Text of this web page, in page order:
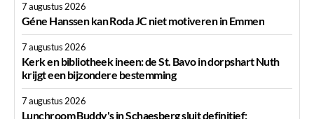
7 augustus 2026
Géne Hanssen kan Roda JC niet motiveren in Emmen
7 augustus 2026
Kerk en bibliotheek ineen: de St. Bavo in dorpshart Nuth
krijgt een bijzondere bestemming
7 augustus 2026
Lunchroom Buddy's in Schaesberg sluit definitief;